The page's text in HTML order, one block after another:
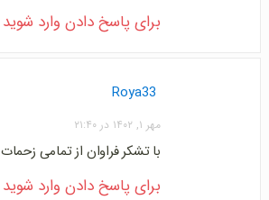
برای پاسخ دادن وارد شوید
Roya33
مهر ۱, ۱۴۰۲ در ۲۱:۴۰
با تشکر فراوان از تمامی زحمات
برای پاسخ دادن وارد شوید